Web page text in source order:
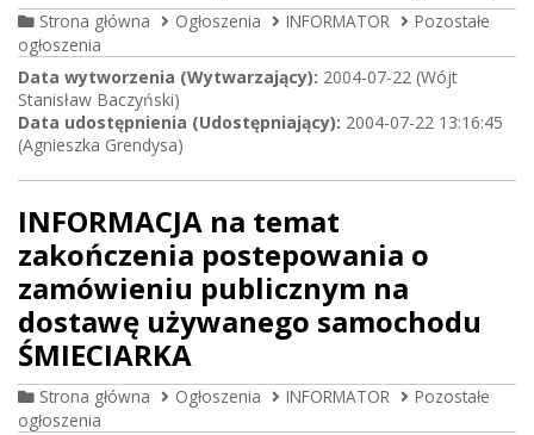
Strona główna Ogłoszenia INFORMATOR
Pozostałe
ogłoszenia
Data wytworzenia (Wytwarzający): 2004-07-22 (Wójt
Stanisław Baczyński)
Data udostępnienia (Udostępniający): 2004-07-22 13:16:45
(Agnieszka Grendysa)
INFORMACJA na temat
zakończenia postepowania o
zamówieniu publicznym na
dostawę używanego samochodu
ŚMIECIARKA
Strona główna Ogłoszenia INFORMATOR
Pozostałe
ogłoszenia